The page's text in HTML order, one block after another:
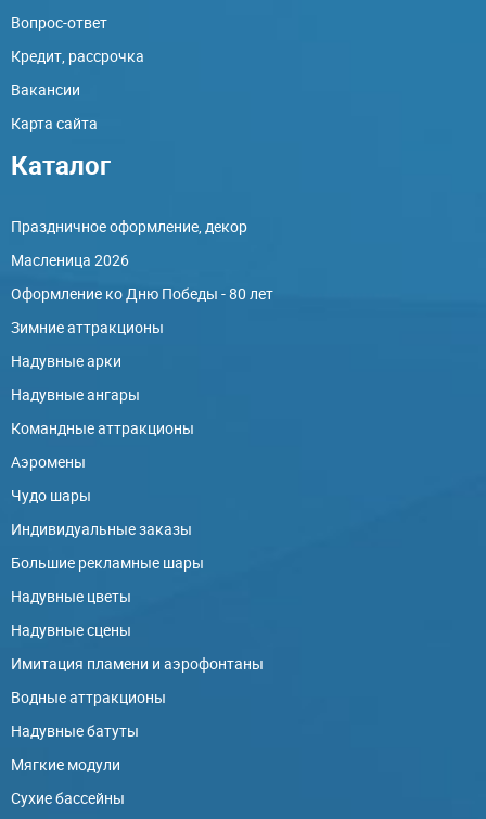
Вопрос-ответ
Кредит, рассрочка
Вакансии
Карта сайта
Каталог
Праздничное оформление, декор
Масленица 2026
Оформление ко Дню Победы - 80 лет
Зимние аттракционы
Надувные арки
Надувные ангары
Командные аттракционы
Аэромены
Чудо шары
Индивидуальные заказы
Большие рекламные шары
Надувные цветы
Надувные сцены
Имитация пламени и аэрофонтаны
Водные аттракционы
Надувные батуты
Мягкие модули
Сухие бассейны